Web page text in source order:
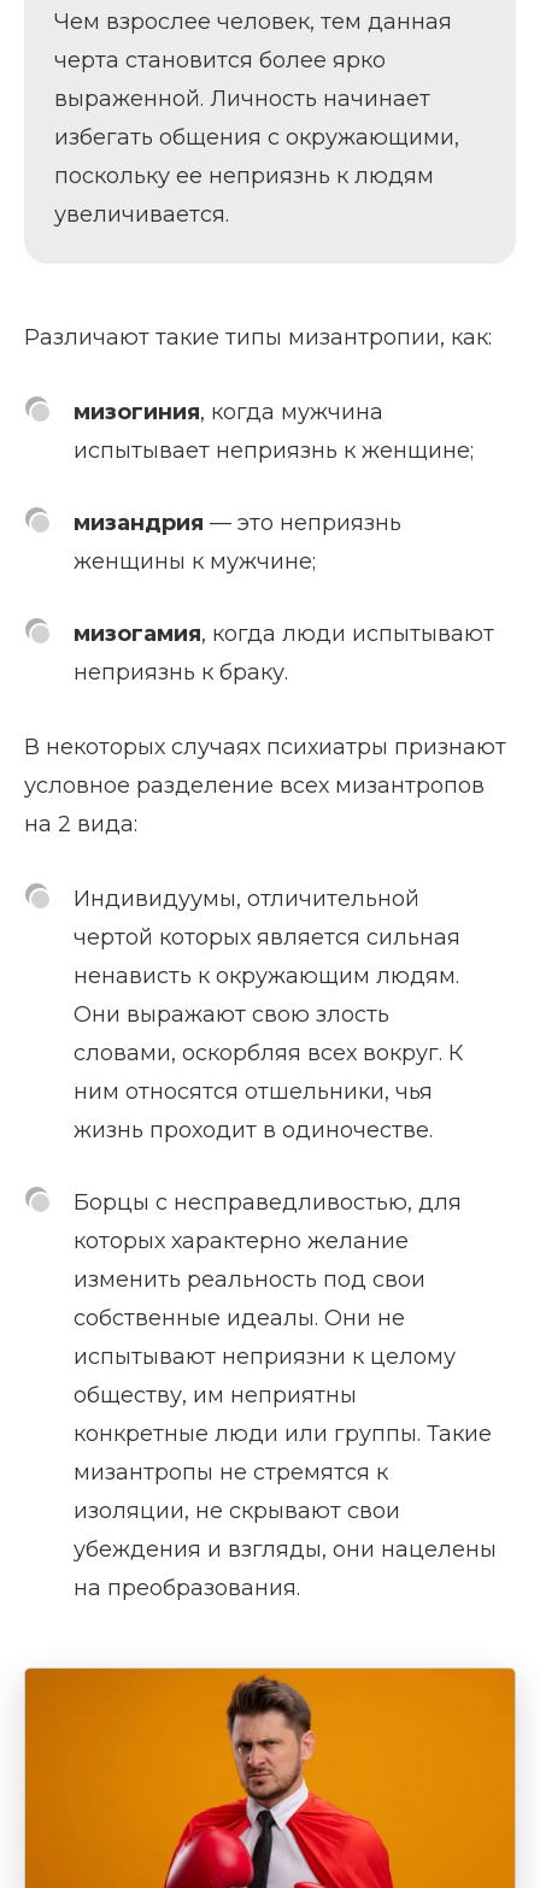
Чем взрослее человек, тем данная
черта становится более ярко
выраженной. Личность начинает
избегать общения с окружающими,
поскольку ее неприязнь к людям
увеличивается.
Различают такие типы мизантропии, как:
мизогиния, когда мужчина
испытывает неприязнь к женщине;
мизандрия — это неприязнь
женщины к мужчине;
мизогамия, когда люди испытывают
неприязнь к браку.
В некоторых случаях психиатры признают
условное разделение всех мизантропов
на 2 вида:
Индивидуумы, отличительной
чертой которых является сильная
ненависть к окружающим людям.
Они выражают свою злость
словами, оскорбляя всех вокруг. К
ним относятся отшельники, чья
жизнь проходит в одиночестве.
Борцы с несправедливостью, для
которых характерно желание
изменить реальность под свои
собственные идеалы. Они не
испытывают неприязни к целому
обществу, им неприятны
конкретные люди или группы. Такие
мизантропы не стремятся к
изоляции, не скрывают свои
убеждения и взгляды, они нацелены
на преобразования.